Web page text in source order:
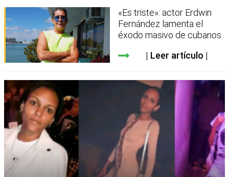
«Es triste»: actor Erdwin
Fernández lamenta el
éxodo masivo de cubanos
Leer artículo